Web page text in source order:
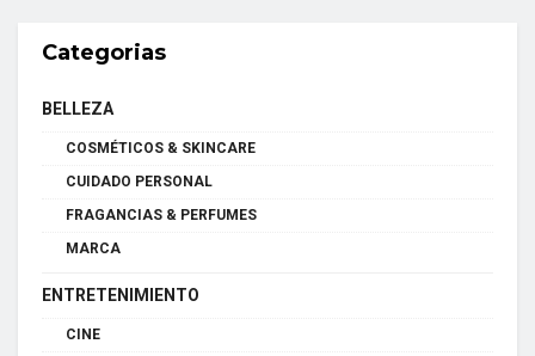
Categorias
BELLEZA
COSMÉTICOS & SKINCARE
CUIDADO PERSONAL
FRAGANCIAS & PERFUMES
MARCA
ENTRETENIMIENTO
CINE